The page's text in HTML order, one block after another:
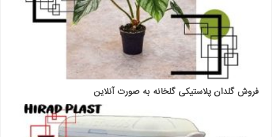
فروش گلدان پلاستیکی گلخانه به صورت آنلاین